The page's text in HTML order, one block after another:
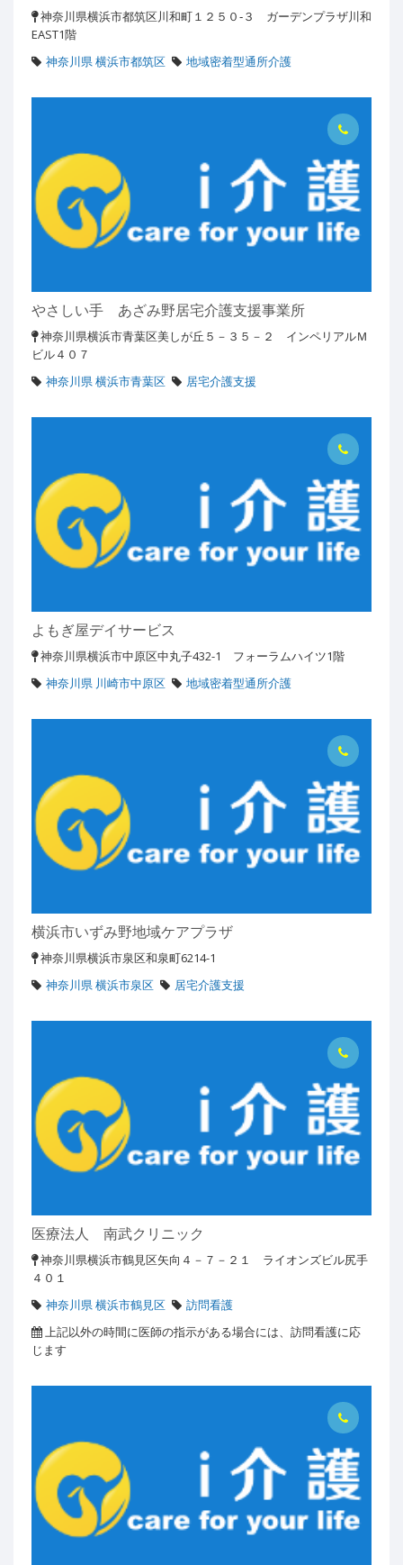
神奈川県横浜市都筑区川和町１２５０‐３ ガーデンプラザ川和
EAST1階
神奈川県 横浜市都筑区
地域密着型通所介護
やさしい手 あざみ野居宅介護支援事業所
神奈川県横浜市青葉区美しが丘５－３５－２ インペリアルＭ
ビル４０７
神奈川県 横浜市青葉区
居宅介護支援
よもぎ屋デイサービス
神奈川県横浜市中原区中丸子432-1 フォーラムハイツ1階
神奈川県 川崎市中原区
地域密着型通所介護
横浜市いずみ野地域ケアプラザ
神奈川県横浜市泉区和泉町6214-1
神奈川県 横浜市泉区
居宅介護支援
医療法人 南武クリニック
神奈川県横浜市鶴見区矢向４－７－２１ ライオンズビル尻手
４０１
神奈川県 横浜市鶴見区
訪問看護
上記以外の時間に医師の指示がある場合には、訪問看護に応
じます